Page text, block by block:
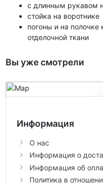
с длинным рукавом
стойка на воротнике
погоны и на
отделочной ткани
Вы уже смотрели
Информация
О нас
Информация о
Информация об
Политика в